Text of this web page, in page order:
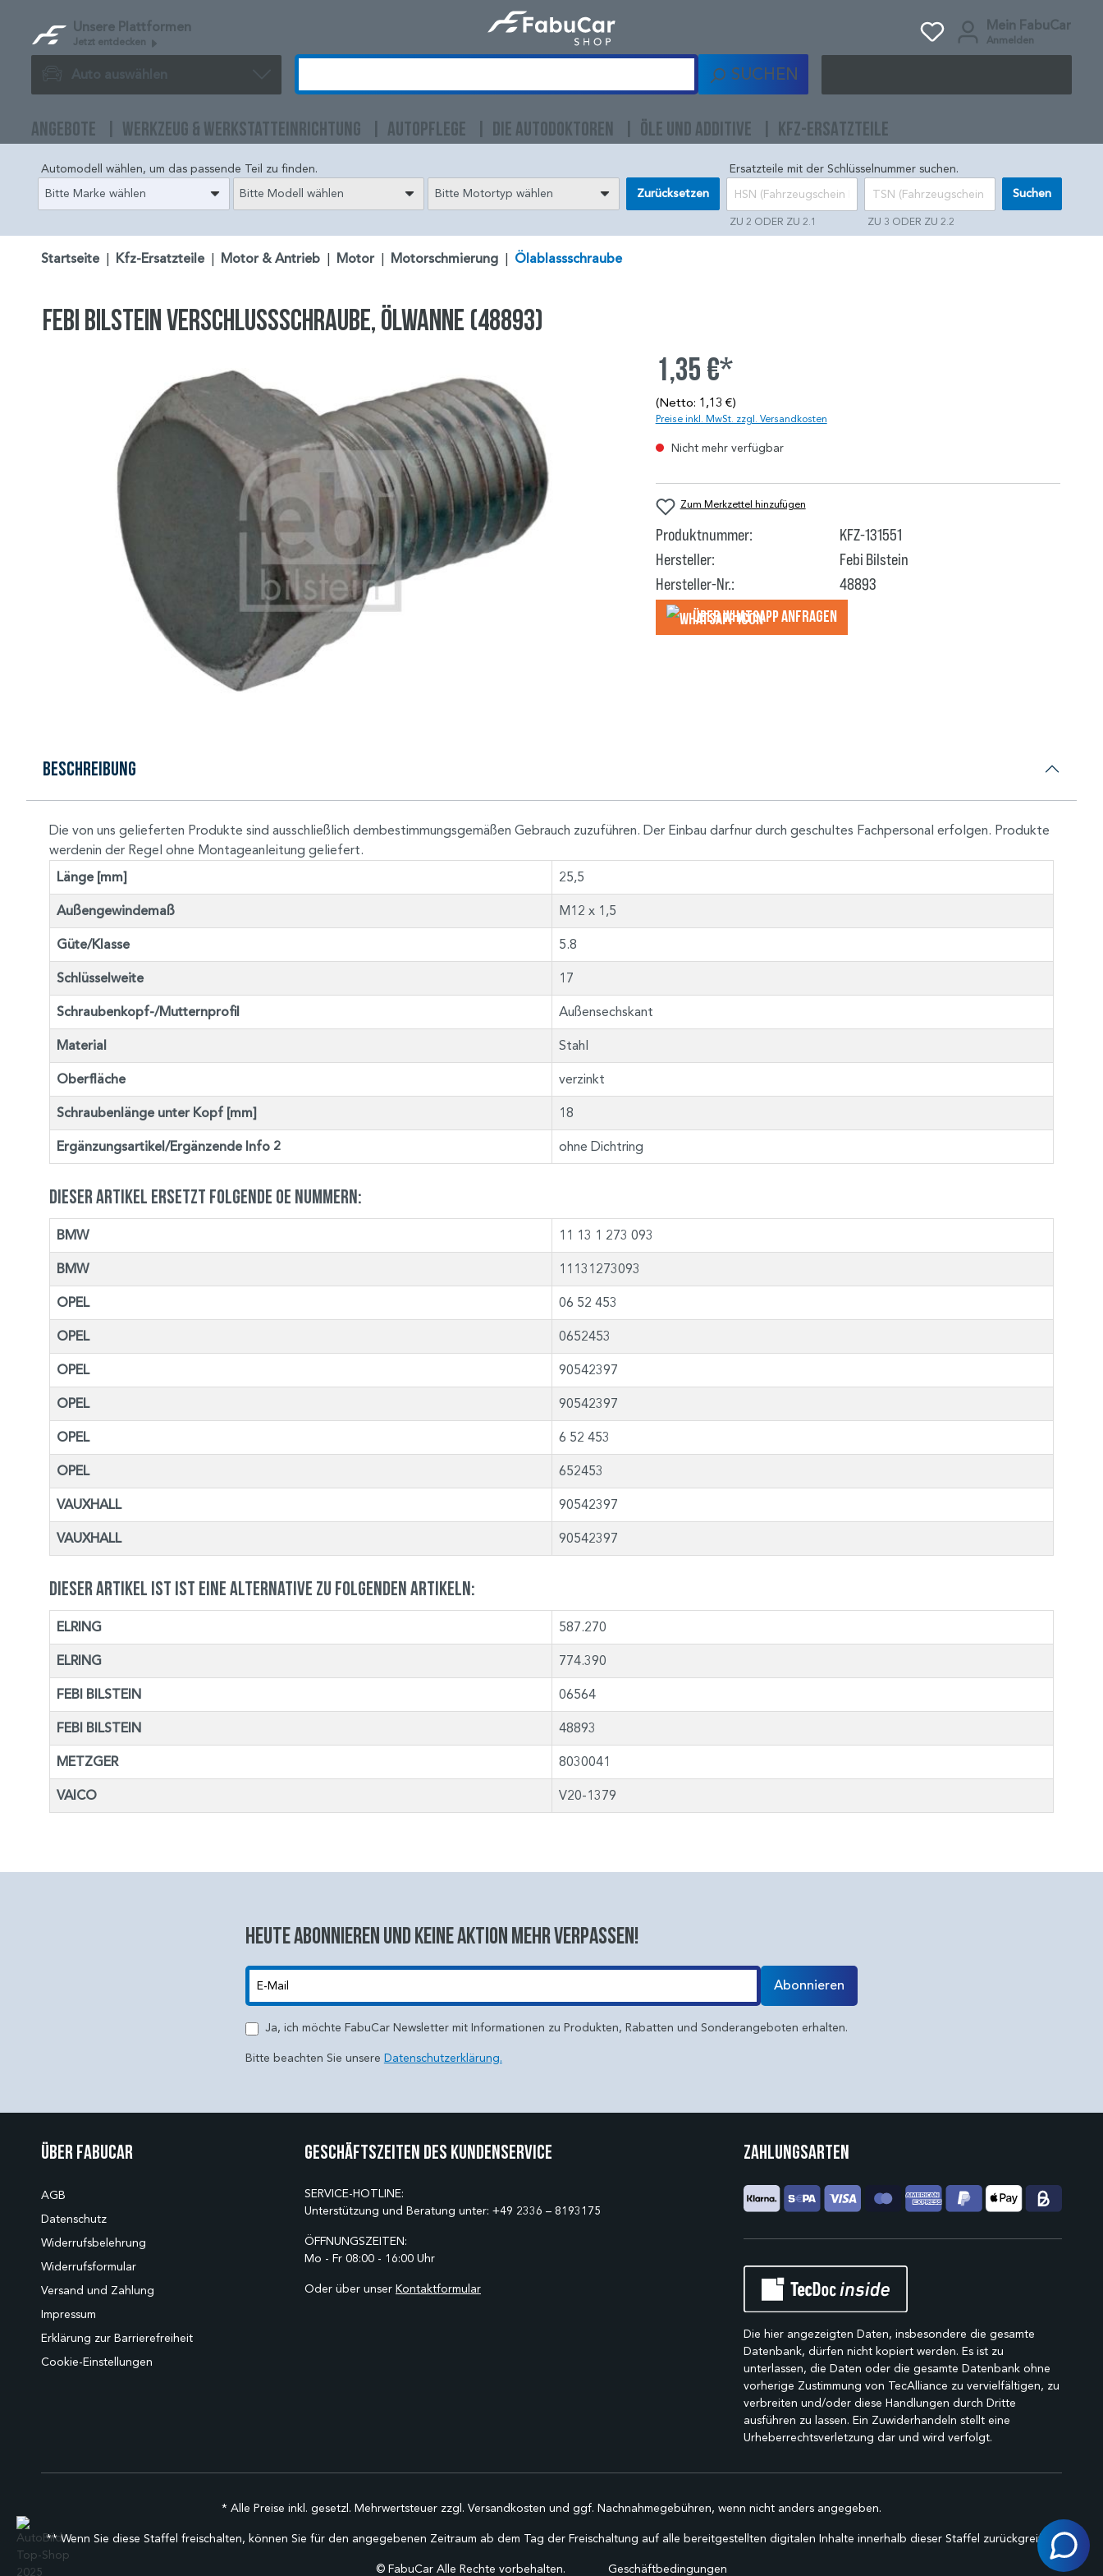
Unsere Plattformen
Jetzt entdecken
Mein FabuCar
Anmelden
Auto auswählen SUCHEN
ANGEBOTE WERKZEUG & WERKSTATTEINRICHTUNG AUTOPFLEGE DIE AUTODOKTOREN ÖLE UND ADDITIVE KFZ-ERSATZTEILE
Automodell wählen, um das passende Teil zu finden.
Bitte Marke wählen
Bitte Modell wählen Bitte Motortyp wählen Zurücksetzen
Ersatzteile mit der Schlüsselnummer suchen.
ZU 2 ODER ZU 2.1 ZU 3 ODER ZU 2.2
Suchen
Startseite Kfz-Ersatzteile Motor & Antrieb Motor Motorschmierung Ölablassschraube
FEBI BILSTEIN Verschlussschraube, Ölwanne (48893)
1,35 €*
(Netto: 1,13 €)
Preise inkl. MwSt. zzgl. Versandkosten
Nicht mehr verfügbar
Zum Merkzettel hinzufügen
Produktnummer:
KFZ-131551
Hersteller:
Febi Bilstein
Hersteller-Nr.:
48893
Über WhatsApp anfragеn
Beschreibung
Die von uns gelieferten Produkte sind ausschließlich dembestimmungsgemäßen Gebrauch zuzuführen. Der Einbau darfnur durch geschultes Fachpersonal erfolgen. Produkte
werdenin der Regel ohne Montageanleitung geliefert.
Länge [mm] 25,5
Außengewindemaß M12 x 1,5
Güte/Klasse 5.8
Schlüsselweite 17
Schraubenkopf-/Mutternprofil Außensechskant
Material Stahl
Oberfläche verzinkt
Schraubenlänge unter Kopf [mm] 18
Ergänzungsartikel/Ergänzende Info 2 ohne Dichtring
Dieser Artikel ersetzt folgende OE Nummern:
BMW 11 13 1 273 093
BMW 11131273093
OPEL 06 52 453
OPEL 0652453
OPEL 90542397
OPEL 90542397
OPEL 6 52 453
OPEL 652453
VAUXHALL 90542397
VAUXHALL 90542397
Dieser Artikel ist ist eine Alternative zu folgenden Artikeln:
ELRING 587.270
ELRING 774.390
FEBI BILSTEIN 06564
FEBI BILSTEIN 48893
METZGER 8030041
VAICO V20-1379
Heute abonnieren und keine aktion mehr verpassen!
Abonnieren
Ja, ich möchte FabuCar Newsletter mit Informationen zu Produkten, Rabatten und Sonderangeboten erhalten.
Bitte beachten Sie unsere Datenschutzerklärung.
Über Fabucar
AGB
Datenschutz
Widerrufsbelehrung
Widerrufsformular
Versand und Zahlung
Impressum
Erklärung zur Barrierefreiheit
Cookie-Einstellungen
Geschäftszeiten des Kundenservice
SERVICE-HOTLINE:
Unterstützung und Beratung unter: +49 2336 – 8193175
ÖFFNUNGSZEITEN:
Mo - Fr 08:00 - 16:00 Uhr
Oder über unser Kontaktformular
Zahlungsarten
Die hier angezeigten Daten, insbesondere die gesamte
Datenbank, dürfen nicht kopiert werden. Es ist zu
unterlassen, die Daten oder die gesamte Datenbank ohne
vorherige Zustimmung von TecAlliance zu vervielfältigen, zu
verbreiten und/oder diese Handlungen durch Dritte
ausführen zu lassen. Ein Zuwiderhandeln stellt eine
Urheberrechtsverletzung dar und wird verfolgt.
* Alle Preise inkl. gesetzl. Mehrwertsteuer zzgl. Versandkosten und ggf. Nachnahmegebühren, wenn nicht anders angegeben.
** Wenn Sie diese Staffel freischalten, können Sie für den angegebenen Zeitraum ab dem Tag der Freischaltung auf alle bereitgestellten digitalen Inhalte innerhalb dieser Staffel zurückgreifen.
© FabuCar Alle Rechte vorbehalten. Geschäftbedingungen